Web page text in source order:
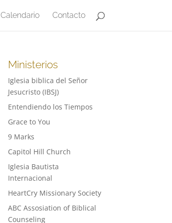
Calendario Contacto
Ministerios
Iglesia biblica del Señor
Jesucristo (IBSJ)
Entendiendo los Tiempos
Grace to You
9 Marks
Capitol Hill Church
Iglesia Bautista
Internacional
HeartCry Missionary Society
ABC Assosiation of Biblical
Counseling